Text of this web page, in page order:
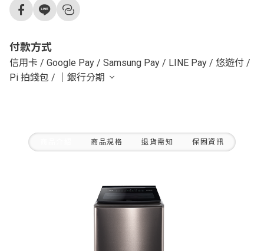
付款方式
信用卡 / Google Pay / Samsung Pay / LINE Pay / 悠遊付 /
Pi 拍錢包 / ｜銀行分期
商品規格 退貨需知 保固資訊